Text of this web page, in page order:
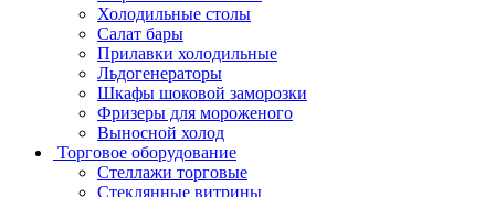
Холодильные столы
Салат бары
Прилавки холодильные
Льдогенераторы
Шкафы шоковой заморозки
Фризеры для мороженого
Выносной холод
Торговое оборудование
Стеллажи торговые
Стеклянные витрины